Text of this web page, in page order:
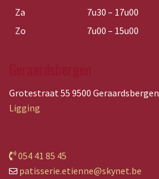
Za
7u30 – 17u00
Zo
7u00 – 15u00
Grotestraat 55 9500 Geraardsbergen
Ligging
054 41 85 45
patisserie.etienne@skynet.be